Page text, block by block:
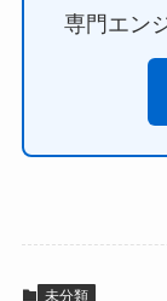
専門エン
未分類